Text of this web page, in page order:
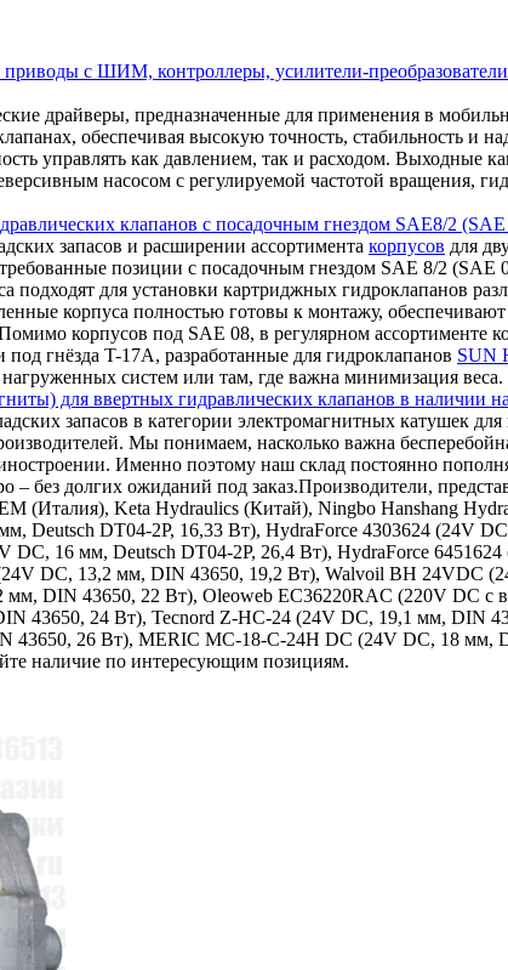
с ШИМ, контроллеры, усилители-
драйверы, предназначенные для применения в
обеспечивая высокую точность, стабильность и
управлять как давлением, так и расходом. Выходные
насосом с регулируемой частотой вращения,
клапанов с посадочным гнездом SAE8/2
запасов и расширении ассортимента корпусов для
позиции с посадочным гнездом SAE 8/2
подходят для установки картриджных гидроклапанов
корпуса полностью готовы к монтажу,
корпусов под SAE 08, в регулярном ассортименте
гнёзда T-17A, разработанные для гидроклапанов SUN
систем или там, где важна минимизация веса.
для ввертных гидравлических клапанов в наличии
запасов в категории электромагнитных катушек
Мы понимаем, насколько важна
Именно поэтому наш склад постоянно
– без долгих ожиданий под заказ.Производители,
(Италия), Keta Hydraulics (Китай), Ningbo Hanshang
Deutsch DT04-2P, 16,33 Вт), HydraForce 4303624 (24V
DC, 16 мм, Deutsch DT04-2P, 26,4 Вт), HydraForce
DC, 13,2 мм, DIN 43650, 19,2 Вт), Walvoil BH 24VDC
DIN 43650, 22 Вт), Oleoweb EC36220RAC (220V DC с
43650, 24 Вт), Tecnord Z-HC-24 (24V DC, 19,1 мм, DIN
26 Вт), MERIC MC-18-C-24H DC (24V DC, 18 мм,
наличие по интересующим позициям.